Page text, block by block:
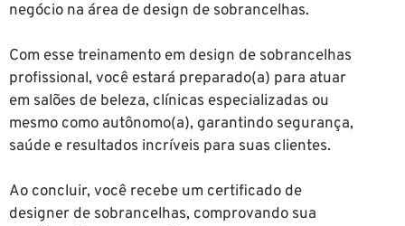
negócio na área de design de sobrancelhas.
Com esse treinamento em design de sobrancelhas
profissional, você estará preparado(a) para atuar
em salões de beleza, clínicas especializadas ou
mesmo como autônomo(a), garantindo segurança,
saúde e resultados incríveis para suas clientes.
Ao concluir, você recebe um certificado de
designer de sobrancelhas, comprovando sua